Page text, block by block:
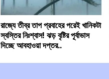
রাজ্যে তীব্র তাপ প্রবাহের পরেই খানিকটা
স্বস্তির নিঃশ্বাস! ঝড় বৃষ্টির পূর্বাভাস
দিচ্ছে আবহাওয়া দপ্তর..